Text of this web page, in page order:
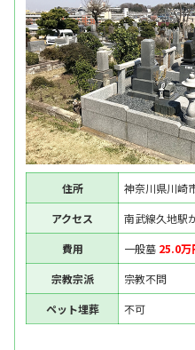
住所
神奈川県川崎
アクセス
南武線久地駅
費用
一般墓 25.0万
宗教宗派
宗教不問
ペット埋葬
不可